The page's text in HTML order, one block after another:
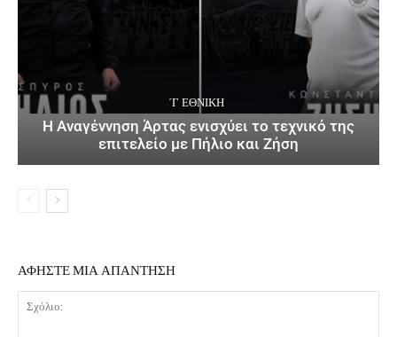
΄Γ ΕΘΝΙΚΉ
Η Αναγέννηση Άρτας ενισχύει το τεχνικό της
επιτελείο με Πήλιο και Ζήση
ΑΦΗΣΤΕ ΜΙΑ ΑΠΑΝΤΗΣΗ